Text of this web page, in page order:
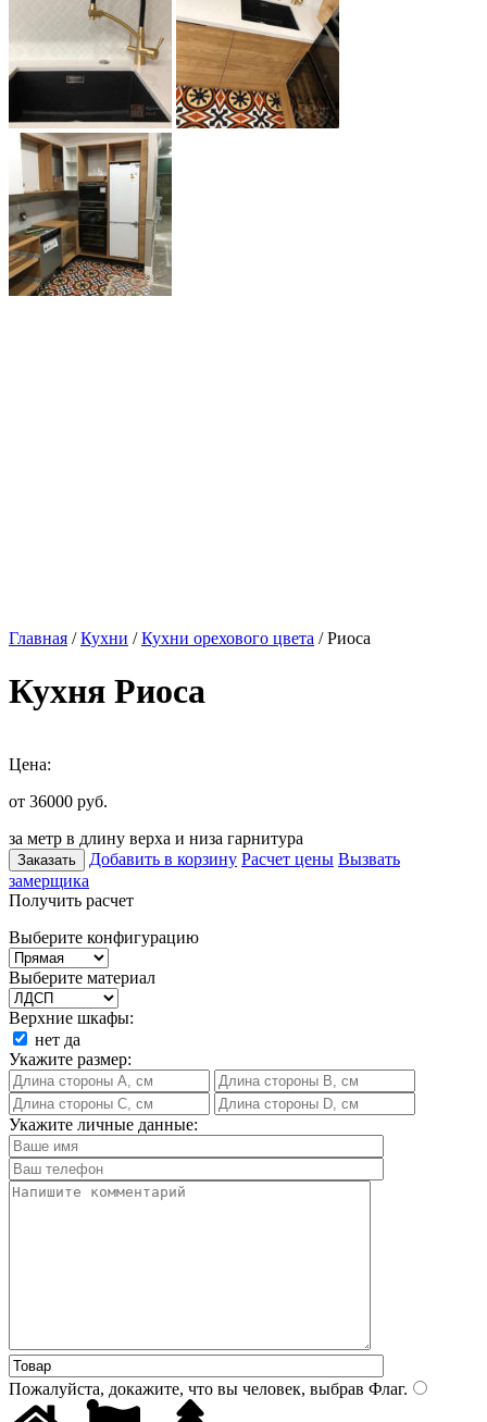
Главная /Кухни /Кухни орехового цвета / Риоса
Кухня Риоса
Цена:
от 36000 руб.
за метр в длину верха и низа гарнитура
Заказать Добавить в корзину Расчет цены Вызвать
замерщика
Получить расчет
Выберите конфигурацию
Выберите материал
Верхние шкафы:
нет да
Укажите размер:
Укажите личные данные:
Пожалуйста, докажите, что вы человек, выбрав Флаг.